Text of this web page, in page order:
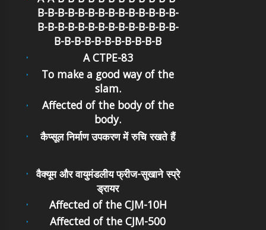
B-B-B-B-B-B-B-B-B-B-B-B-B-B-
B-B-B-B-B-B-B-B-B-B-B-B-B-B-
B-B-B-B-B-B-B-B-B-B-B
A CTPE-83
To make a good way of the
slam.
Affected of the body of the
body.
कैप्सूल निर्माण उपकरण में रुचि रखते हैं
वैक्यूम और वायुमंडलीय फ्रीज-सुखाने स्प्रे
ड्रायर
Affected of the CJM-10H
Affected of the CJM-500